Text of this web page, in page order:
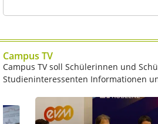
Campus TV
Campus TV soll Schülerinnen und
Studieninteressenten Informationen